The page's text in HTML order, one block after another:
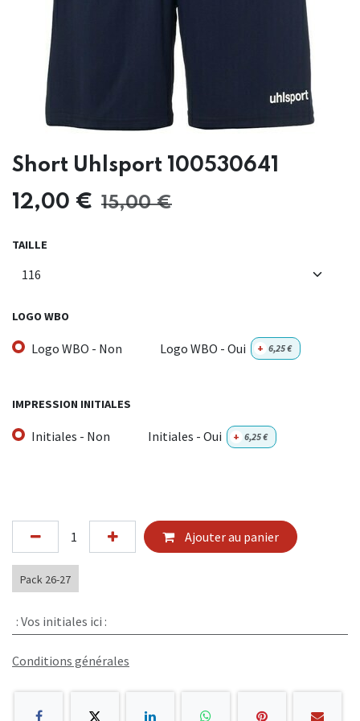
Short Uhlsport 100530641
12,00 € 15,00€
TAILLE
LOGO WBO
Logo WBO - Non Logo WBO - Oui + 6,25€
IMPRESSION INITIALES
Initiales - Non Initiales - Oui + 6,25€
Ajouter au panier
Pack 26-27
: Vos initiales ici :
Conditions générales